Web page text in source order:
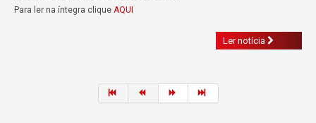
Para ler na íntegra clique AQUI
Ler notícia